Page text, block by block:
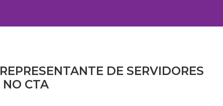
DE SERVIDORES
CTA